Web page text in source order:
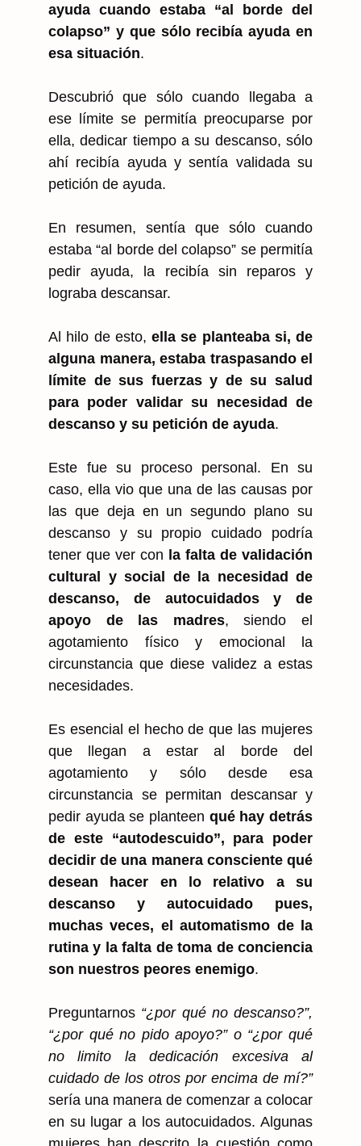
ayuda cuando estaba “al borde del
colapso” y que sólo recibía ayuda en
esa situación.
Descubrió que sólo cuando llegaba a
ese límite se permitía preocuparse por
ella, dedicar tiempo a su descanso, sólo
ahí recibía ayuda y sentía validada su
petición de ayuda.
En resumen, sentía que sólo cuando
estaba “al borde del colapso” se permitía
pedir ayuda, la recibía sin reparos y
lograba descansar.
Al hilo de esto, ella se planteaba si, de
alguna manera, estaba traspasando el
límite de sus fuerzas y de su salud
para poder validar su necesidad de
descanso y su petición de ayuda.
Este fue su proceso personal. En su
caso, ella vio que una de las causas por
las que deja en un segundo plano su
descanso y su propio cuidado podría
tener que ver con la falta de validación
cultural y social de la necesidad de
descanso, de autocuidados y de
apoyo de las madres, siendo el
agotamiento físico y emocional la
circunstancia que diese validez a estas
necesidades.
Es esencial el hecho de que las mujeres
que llegan a estar al borde del
agotamiento y sólo desde esa
circunstancia se permitan descansar y
pedir ayuda se planteen qué hay detrás
de este “autodescuido”, para poder
decidir de una manera consciente qué
desean hacer en lo relativo a su
descanso y autocuidado pues,
muchas veces, el automatismo de la
rutina y la falta de toma de conciencia
son nuestros peores enemigo.
Preguntarnos “¿por qué no descanso?”,
“¿por qué no pido apoyo?” o “¿por qué
no limito la dedicación excesiva al
cuidado de los otros por encima de mí?”
sería una manera de comenzar a colocar
en su lugar a los autocuidados. Algunas